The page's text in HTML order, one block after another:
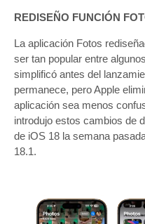
REDISEÑO FUNCIÓN
La aplicación ‌Fotos‌
ser tan popular entre
simplificó antes del
permanece, pero Apple
aplicación sea menos
introdujo estos cambios de
de ‌iOS 18‌ la semana
18.1.